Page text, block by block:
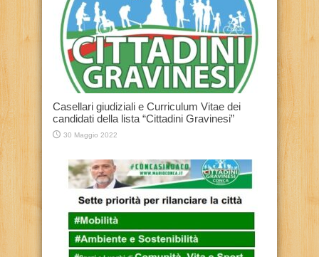
Casellari giudiziali e Curriculum Vitae dei
candidati della lista “Cittadini Gravinesi”
30 Maggio 2022